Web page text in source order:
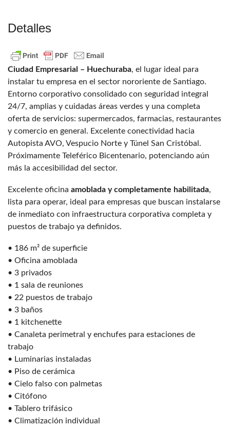
Detalles
Ciudad Empresarial – Huechuraba, el lugar ideal para
instalar tu empresa en el sector nororiente de Santiago.
Entorno corporativo consolidado con seguridad integral
24/7, amplias y cuidadas áreas verdes y una completa
oferta de servicios: supermercados, farmacias, restaurantes
y comercio en general. Excelente conectividad hacia
Autopista AVO, Vespucio Norte y Túnel San Cristóbal.
Próximamente Teleférico Bicentenario, potenciando aún
más la accesibilidad del sector.
Excelente oficina amoblada y completamente habilitada,
lista para operar, ideal para empresas que buscan instalarse
de inmediato con infraestructura corporativa completa y
puestos de trabajo ya definidos.
• 186 m² de superficie
• Oficina amoblada
• 3 privados
• 1 sala de reuniones
• 22 puestos de trabajo
• 3 baños
• 1 kitchenette
• Canaleta perimetral y enchufes para estaciones de
trabajo
• Luminarias instaladas
• Piso de cerámica
• Cielo falso con palmetas
• Citófono
• Tablero trifásico
• Climatización individual